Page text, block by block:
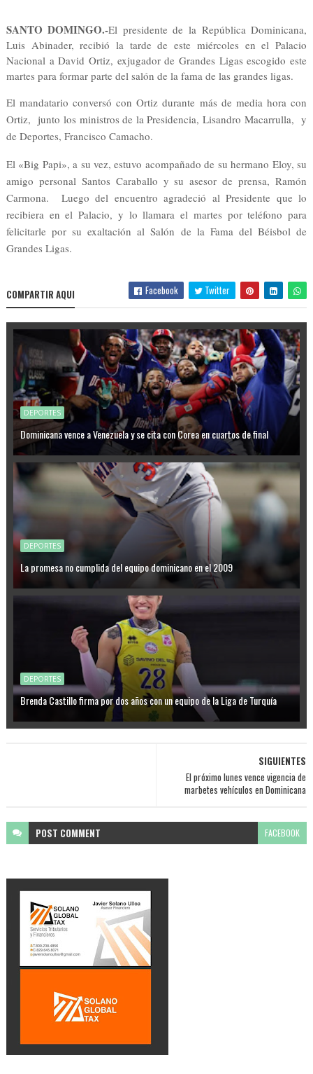
SANTO DOMINGO.-El presidente de la República Dominicana,
Luis Abinader, recibió la tarde de este miércoles en el Palacio
Nacional a David Ortiz, exjugador de Grandes Ligas escogido este
martes para formar parte del salón de la fama de las grandes ligas.
El mandatario conversó con Ortiz durante más de media hora con
Ortiz, junto los ministros de la Presidencia, Lisandro Macarrulla, y
de Deportes, Francisco Camacho.
El «Big Papi», a su vez, estuvo acompañado de su hermano Eloy, su
amigo personal Santos Caraballo y su asesor de prensa, Ramón
Carmona. Luego del encuentro agradeció al Presidente que lo
recibiera en el Palacio, y lo llamara el martes por teléfono para
felicitarle por su exaltación al Salón de la Fama del Béisbol de
Grandes Ligas.
COMPARTIR AQUI Facebook Twitter
DEPORTES
Dominicana vence a Venezuela y se cita con Corea en cuartos de final
DEPORTES
La promesa no cumplida del equipo dominicano en el 2009
DEPORTES
Brenda Castillo firma por dos años con un equipo de la Liga de Turquía
SIGUIENTES
El próximo lunes vence vigencia de
marbetes vehículos en Dominicana
POST COMMENT FACEBOOK